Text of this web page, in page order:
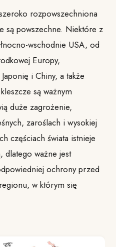
rozpowszechniona
są powszechne. Niektóre z
wschodnie USA, od
Europy,
i Chiny, a także
są ważnym
duże zagrożenie,
zaroślach i wysokiej
częściach świata istnieje
dlatego ważne jest
ochrony przed
w którym się